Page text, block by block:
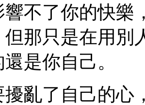
不了你的快樂
但那只是在用別
是你自己。
了自己的心